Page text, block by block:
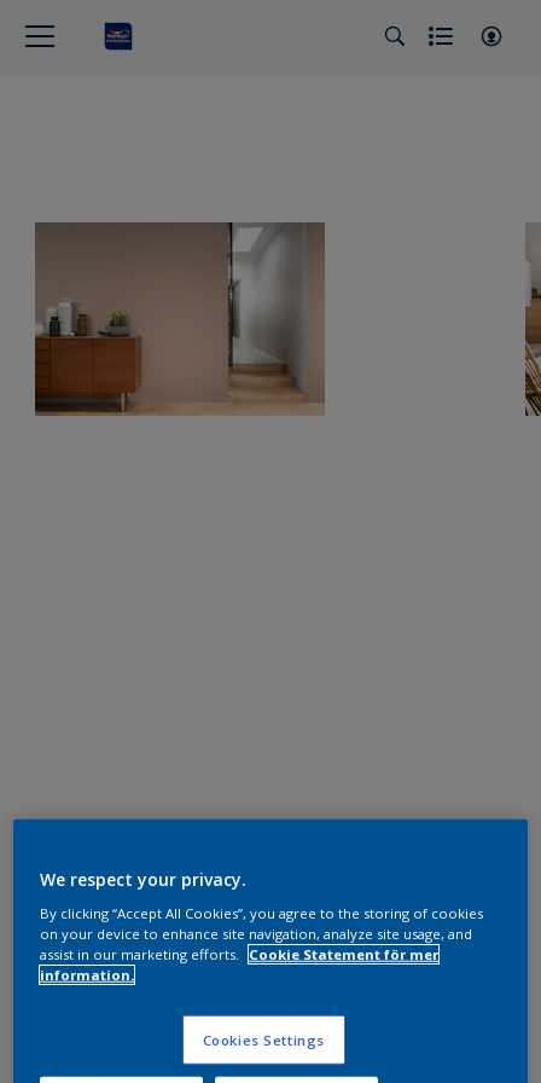
We respect your privacy.
By clicking “Accept All Cookies”, you agree to the storing of cookies
on your device to enhance site navigation, analyze site usage, and
assist in our marketing efforts.
Cookie Statement för mer
information.
Cookies Settings